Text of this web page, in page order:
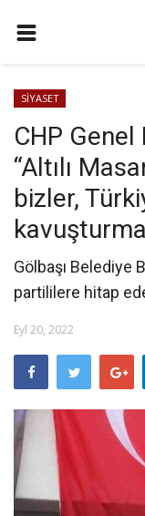
İLETIŞIM
3. SAYFA
GÜNDEM
SİYASET
KÜNYE
MALATYA
SPOR
DİĞER
YAZARLARIMIZ
ÖZEL ANKETLER
SİYASET
CHP Genel
“Altılı
bizler,
Gölbaşı Belediye
partililere hitap
Eyl 20, 2022